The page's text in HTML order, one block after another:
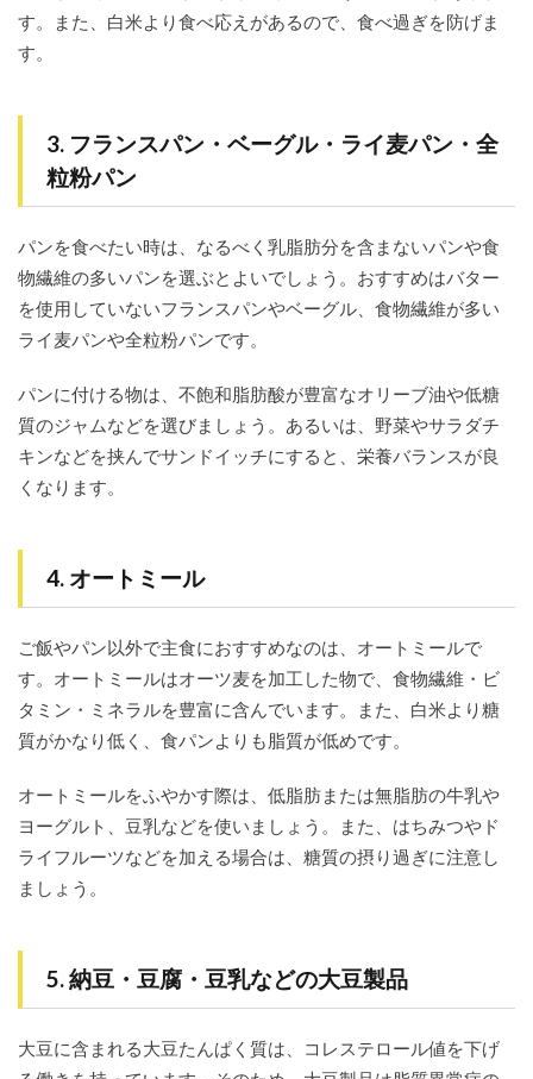
す。また、白米より食べ応えがあるので、食べ過ぎを防げま
す。
3. フランスパン・ベーグル・ライ麦パン・全
粒粉パン
パンを食べたい時は、なるべく乳脂肪分を含まないパンや食
物繊維の多いパンを選ぶとよいでしょう。おすすめはバター
を使用していないフランスパンやベーグル、食物繊維が多い
ライ麦パンや全粒粉パンです。
パンに付ける物は、不飽和脂肪酸が豊富なオリーブ油や低糖
質のジャムなどを選びましょう。あるいは、野菜やサラダチ
キンなどを挟んでサンドイッチにすると、栄養バランスが良
くなります。
4. オートミール
ご飯やパン以外で主食におすすめなのは、オートミールで
す。オートミールはオーツ麦を加工した物で、食物繊維・ビ
タミン・ミネラルを豊富に含んでいます。また、白米より糖
質がかなり低く、食パンよりも脂質が低めです。
オートミールをふやかす際は、低脂肪または無脂肪の牛乳や
ヨーグルト、豆乳などを使いましょう。また、はちみつやド
ライフルーツなどを加える場合は、糖質の摂り過ぎに注意し
ましょう。
5. 納豆・豆腐・豆乳などの大豆製品
大豆に含まれる大豆たんぱく質は、コレステロール値を下げ